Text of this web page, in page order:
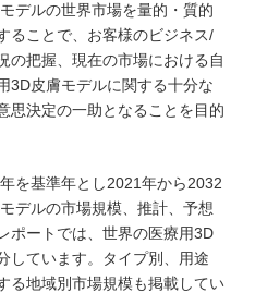
デルの世界市場を量的・質的
ることで、お客様のビジネス/
の把握、現在の市場における自
3D皮膚モデルに関する十分な
思決定の一助となることを目的
を基準年とし2021年から2032
デルの市場規模、推計、予想
ポートでは、世界の医療用3D
しています。タイプ別、用途
る地域別市場規模も掲載してい